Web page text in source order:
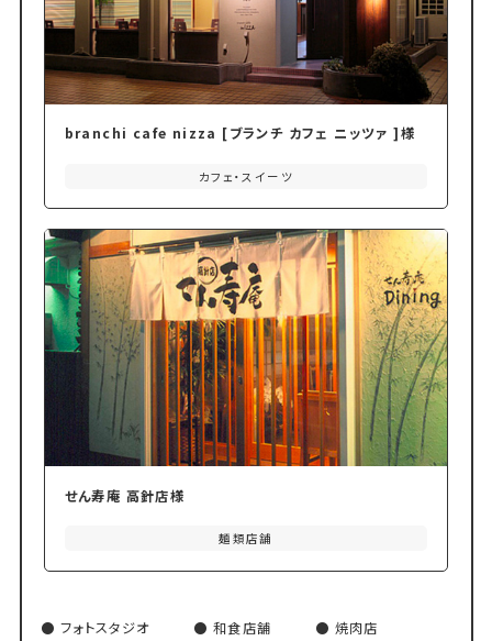
branchi cafe nizza [ブランチ カフェ ニッツァ ]様
カフェ・スイーツ
せん寿庵 高針店様
麺類店舗
フォトスタジオ 和食店舗 焼肉店